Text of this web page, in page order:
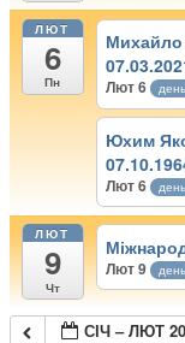
ЛЮТ
6
Пн Лют 6 день
Юхим
Лют 6 день
ЛЮТ
9
Чт
Лют 9 день
СІЧ – ЛЮТ